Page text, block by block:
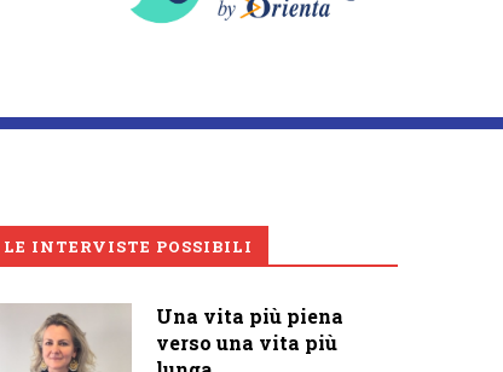
LE INTERVISTE POSSIBILI
Una vita più piena
verso una vita più